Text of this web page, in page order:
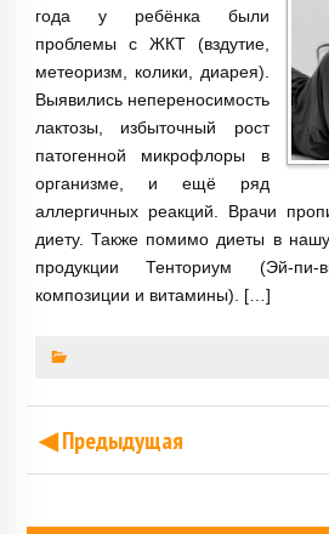
года у ребёнка были
проблемы с ЖКТ (вздутие,
метеоризм, колики, диарея).
Выявились непереносимость
лактозы, избыточный рост
патогенной микрофлоры в
организме, и ещё ряд
аллергичных реакций. Врачи
диету. Также помимо диеты в
продукции Тенториум (Эй-
композиции и витамины). […]
◀ Предыдущая